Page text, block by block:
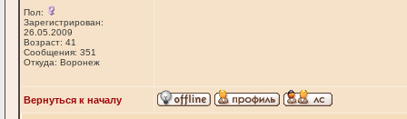
Пол:
Зарегистрирован:
26.05.2009
Возраст: 41
Сообщения: 351
Откуда: Воронеж
Вернуться к началу